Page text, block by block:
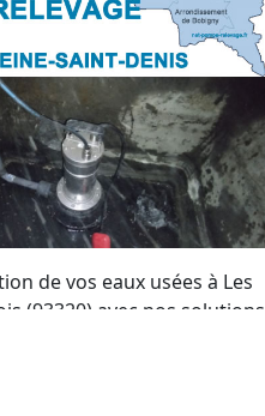
de vos eaux usées à Les
(93320) avec nos solutions